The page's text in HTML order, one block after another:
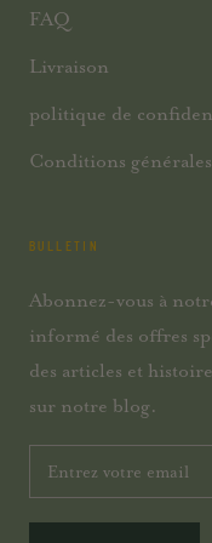
FAQ
Livraison
politique de
Conditions générales
BULLETIN
Abonnez-vous à
informé des offres
des articles et
sur notre blog.